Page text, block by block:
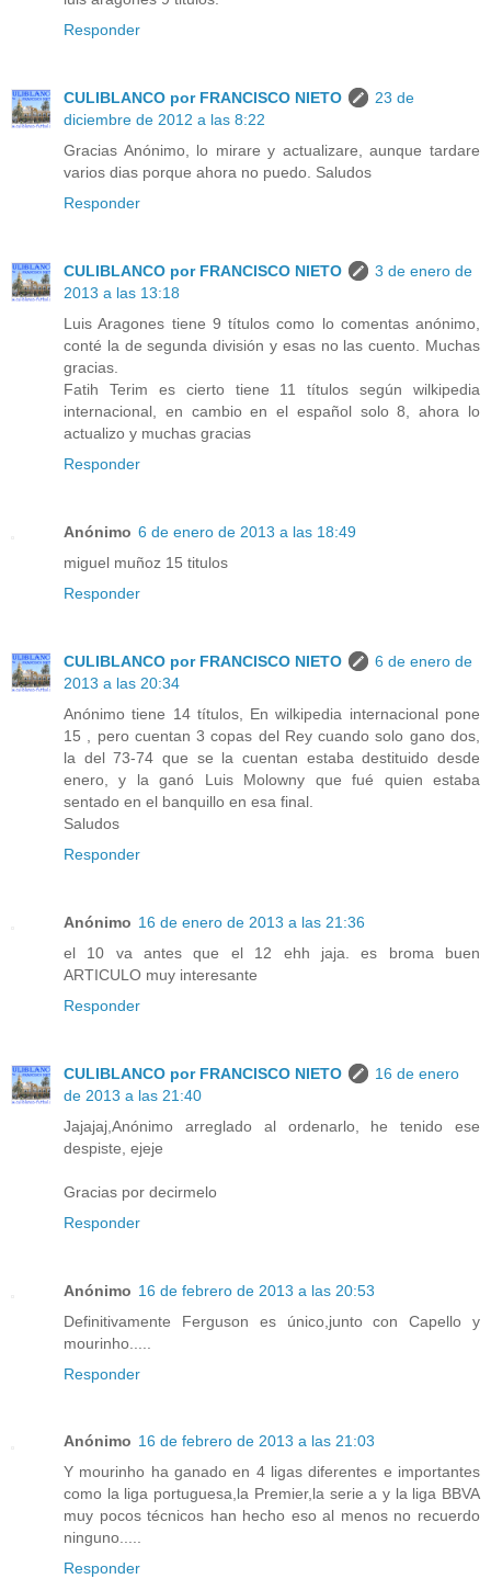
Responder
CULIBLANCO por FRANCISCO NIETO
23 de
diciembre de 2012 a las 8:22
Gracias Anónimo, lo mirare y actualizare, aunque tardare
varios dias porque ahora no puedo. Saludos
Responder
CULIBLANCO por FRANCISCO NIETO
3 de enero de
2013 a las 13:18
Luis Aragones tiene 9 títulos como lo comentas anónimo,
conté la de segunda división y esas no las cuento. Muchas
gracias.
Fatih Terim es cierto tiene 11 títulos según wilkipedia
internacional, en cambio en el español solo 8, ahora lo
actualizo y muchas gracias
Responder
Anónimo 6 de enero de 2013 a las 18:49
miguel muñoz 15 titulos
Responder
CULIBLANCO por FRANCISCO NIETO
6 de enero de
2013 a las 20:34
Anónimo tiene 14 títulos, En wilkipedia internacional pone
15 , pero cuentan 3 copas del Rey cuando solo gano dos,
la del 73-74 que se la cuentan estaba destituido desde
enero, y la ganó Luis Molowny que fué quien estaba
sentado en el banquillo en esa final.
Saludos
Responder
Anónimo 16 de enero de 2013 a las 21:36
el 10 va antes que el 12 ehh jaja. es broma buen
ARTICULO muy interesante
Responder
CULIBLANCO por FRANCISCO NIETO
16 de enero
de 2013 a las 21:40
Jajajaj,Anónimo arreglado al ordenarlo, he tenido ese
despiste, ejeje
Gracias por decirmelo
Responder
Anónimo 16 de febrero de 2013 a las 20:53
Definitivamente Ferguson es único,junto con Capello y
mourinho.....
Responder
Anónimo 16 de febrero de 2013 a las 21:03
Y mourinho ha ganado en 4 ligas diferentes e importantes
como la liga portuguesa,la Premier,la serie a y la liga BBVA
muy pocos técnicos han hecho eso al menos no recuerdo
ninguno.....
Responder